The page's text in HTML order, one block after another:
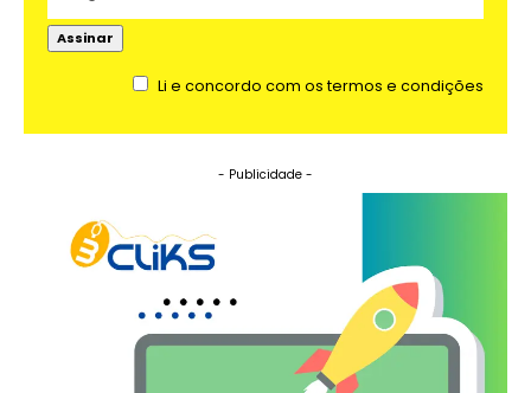
Li e concordo com os termos e condições
- Publicidade -